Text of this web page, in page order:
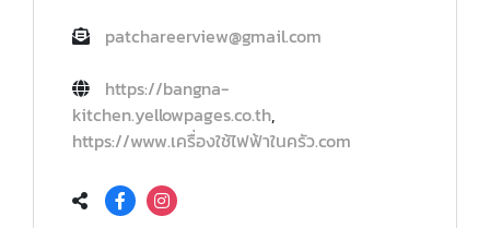
patchareerview@gmail.com
https://bangna-
kitchen.yellowpages.co.th,
https://www.เครื่องใช้ไฟฟ้าในครัว.com